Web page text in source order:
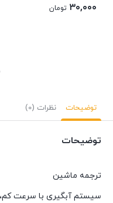
۳۰,۰۰۰ تومان
توضیحات نظرات (0)
توضیحات
ترجمه ماشین